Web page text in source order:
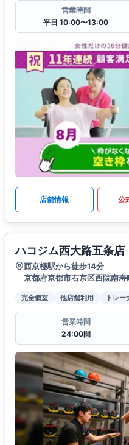
営業時間
平日 10:00〜13:00
店舗情報 公
ハコジム西大路五条店
西京極駅から徒歩14分
京都府京都市右京区西院南
完全個室 他店舗利用 トレー
営業時間
24:00間